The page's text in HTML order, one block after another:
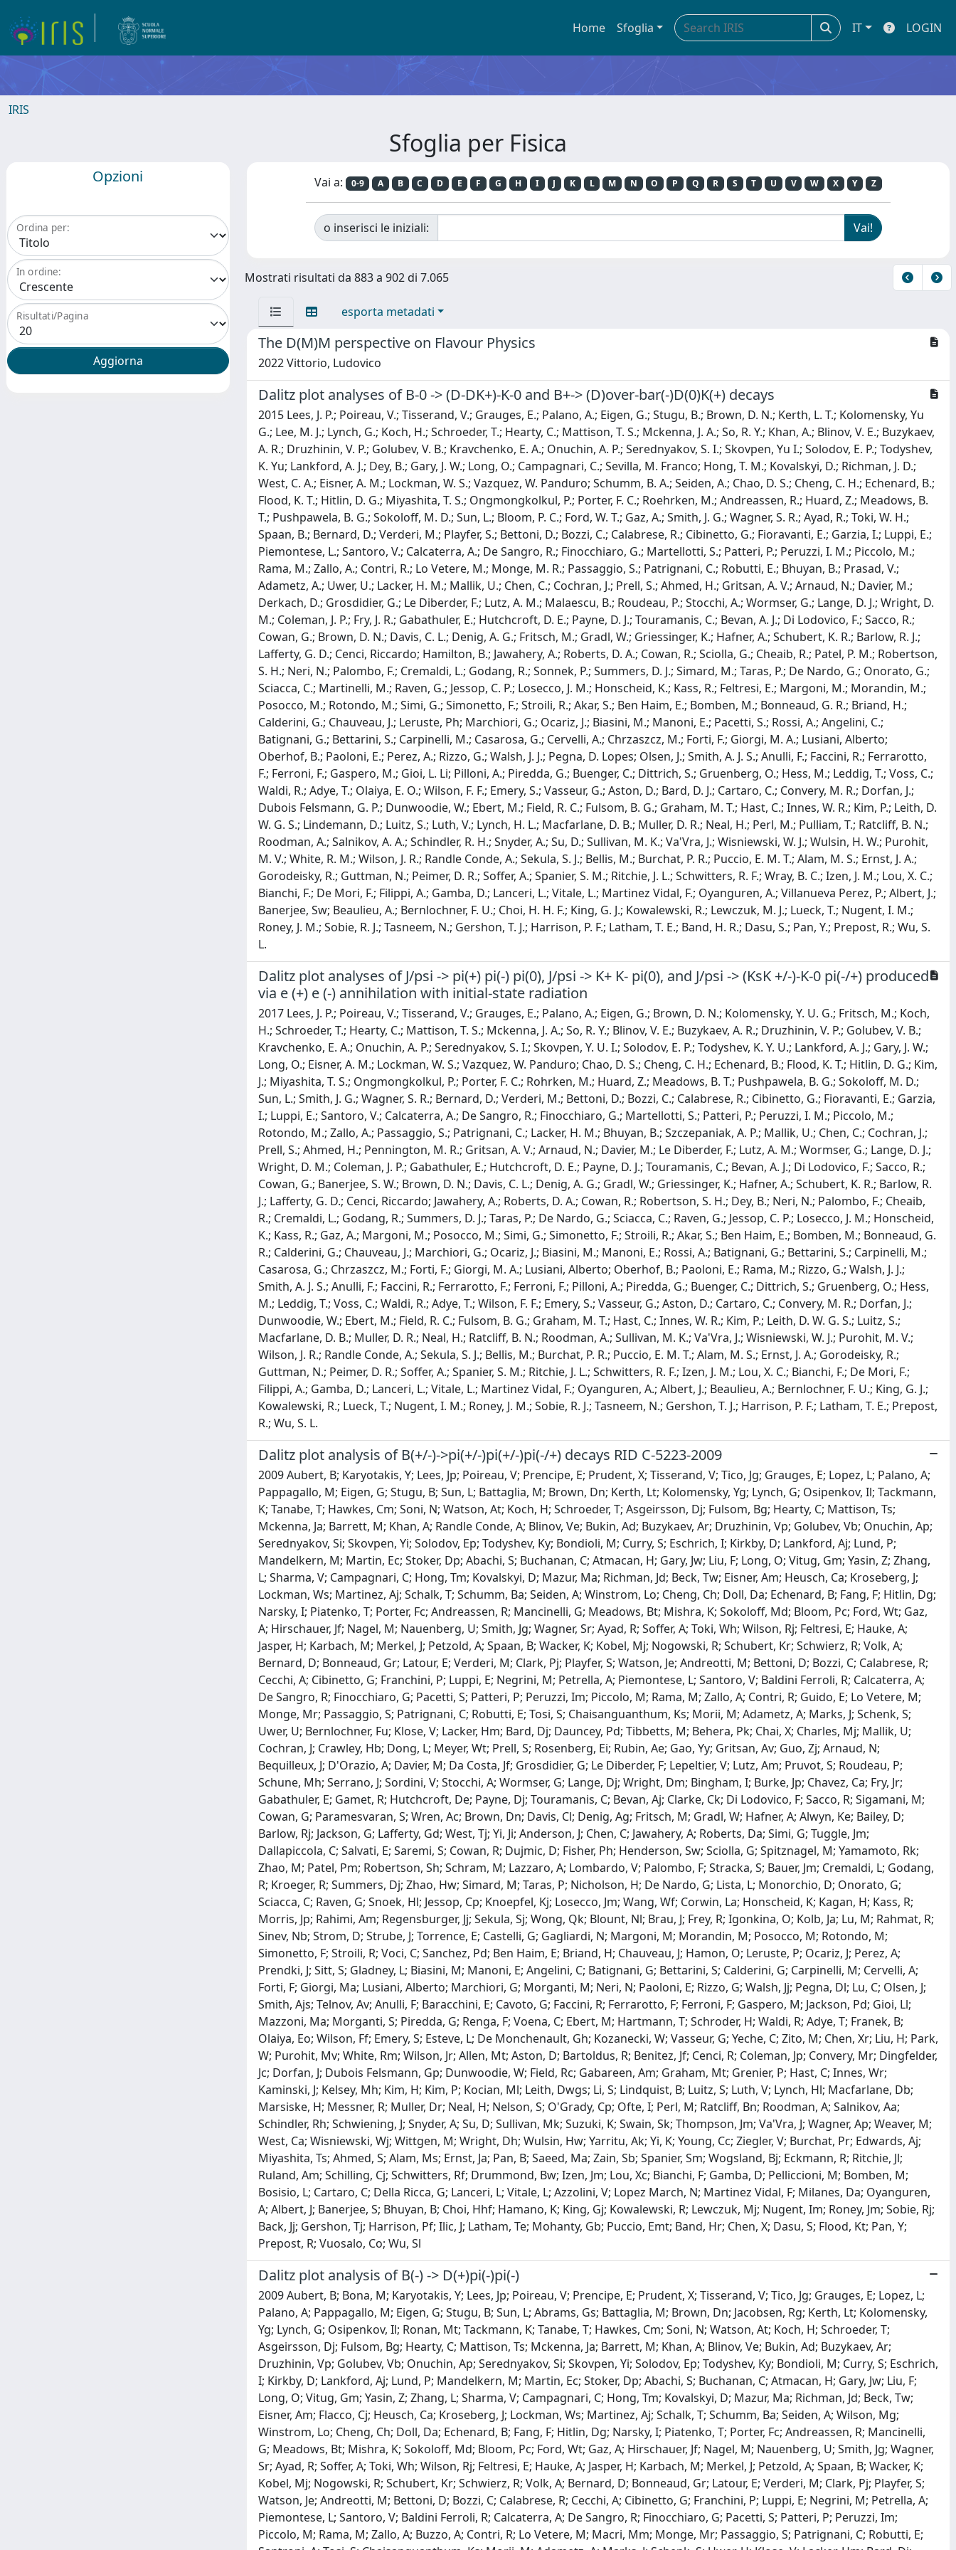
Home Sfoglia IT LOGIN
IRIS
Sfoglia per Fisica
Opzioni
Ordina per:
In ordine:
Risultati/Pagina
Vai a: 0-9 A B C D E F G H I J K L M N O P Q R S T U V W X Y Z
o inserisci le iniziali:
Mostrati risultati da 883 a 902 di 7.065
esporta metadati
The D(M)M perspective on Flavour Physics
2022 Vittorio, Ludovico
Dalitz plot analyses of B-0 -> (D-DK+)-K-0 and B+-> (D)over-bar(-)D(0)K(+) decays
2015 Lees, J. P.; Poireau, V.; Tisserand, V.; Grauges, E.; Palano, A.; Eigen, G.; Stugu, B.; Brown, D. N.; Kerth, L. T.; Kolomensky, Yu
G.; Lee, M. J.; Lynch, G.; Koch, H.; Schroeder, T.; Hearty, C.; Mattison, T. S.; Mckenna, J. A.; So, R. Y.; Khan, A.; Blinov, V. E.; Buzykaev,
A. R.; Druzhinin, V. P.; Golubev, V. B.; Kravchenko, E. A.; Onuchin, A. P.; Serednyakov, S. I.; Skovpen, Yu I.; Solodov, E. P.; Todyshev,
K. Yu; Lankford, A. J.; Dey, B.; Gary, J. W.; Long, O.; Campagnari, C.; Sevilla, M. Franco; Hong, T. M.; Kovalskyi, D.; Richman, J. D.;
West, C. A.; Eisner, A. M.; Lockman, W. S.; Vazquez, W. Panduro; Schumm, B. A.; Seiden, A.; Chao, D. S.; Cheng, C. H.; Echenard, B.;
Flood, K. T.; Hitlin, D. G.; Miyashita, T. S.; Ongmongkolkul, P.; Porter, F. C.; Roehrken, M.; Andreassen, R.; Huard, Z.; Meadows, B.
T.; Pushpawela, B. G.; Sokoloff, M. D.; Sun, L.; Bloom, P. C.; Ford, W. T.; Gaz, A.; Smith, J. G.; Wagner, S. R.; Ayad, R.; Toki, W. H.;
Spaan, B.; Bernard, D.; Verderi, M.; Playfer, S.; Bettoni, D.; Bozzi, C.; Calabrese, R.; Cibinetto, G.; Fioravanti, E.; Garzia, I.; Luppi, E.;
Piemontese, L.; Santoro, V.; Calcaterra, A.; De Sangro, R.; Finocchiaro, G.; Martellotti, S.; Patteri, P.; Peruzzi, I. M.; Piccolo, M.;
Rama, M.; Zallo, A.; Contri, R.; Lo Vetere, M.; Monge, M. R.; Passaggio, S.; Patrignani, C.; Robutti, E.; Bhuyan, B.; Prasad, V.;
Adametz, A.; Uwer, U.; Lacker, H. M.; Mallik, U.; Chen, C.; Cochran, J.; Prell, S.; Ahmed, H.; Gritsan, A. V.; Arnaud, N.; Davier, M.;
Derkach, D.; Grosdidier, G.; Le Diberder, F.; Lutz, A. M.; Malaescu, B.; Roudeau, P.; Stocchi, A.; Wormser, G.; Lange, D. J.; Wright, D.
M.; Coleman, J. P.; Fry, J. R.; Gabathuler, E.; Hutchcroft, D. E.; Payne, D. J.; Touramanis, C.; Bevan, A. J.; Di Lodovico, F.; Sacco, R.;
Cowan, G.; Brown, D. N.; Davis, C. L.; Denig, A. G.; Fritsch, M.; Gradl, W.; Griessinger, K.; Hafner, A.; Schubert, K. R.; Barlow, R. J.;
Lafferty, G. D.; Cenci, Riccardo; Hamilton, B.; Jawahery, A.; Roberts, D. A.; Cowan, R.; Sciolla, G.; Cheaib, R.; Patel, P. M.; Robertson,
S. H.; Neri, N.; Palombo, F.; Cremaldi, L.; Godang, R.; Sonnek, P.; Summers, D. J.; Simard, M.; Taras, P.; De Nardo, G.; Onorato, G.;
Sciacca, C.; Martinelli, M.; Raven, G.; Jessop, C. P.; Losecco, J. M.; Honscheid, K.; Kass, R.; Feltresi, E.; Margoni, M.; Morandin, M.;
Posocco, M.; Rotondo, M.; Simi, G.; Simonetto, F.; Stroili, R.; Akar, S.; Ben Haim, E.; Bomben, M.; Bonneaud, G. R.; Briand, H.;
Calderini, G.; Chauveau, J.; Leruste, Ph; Marchiori, G.; Ocariz, J.; Biasini, M.; Manoni, E.; Pacetti, S.; Rossi, A.; Angelini, C.;
Batignani, G.; Bettarini, S.; Carpinelli, M.; Casarosa, G.; Cervelli, A.; Chrzaszcz, M.; Forti, F.; Giorgi, M. A.; Lusiani, Alberto;
Oberhof, B.; Paoloni, E.; Perez, A.; Rizzo, G.; Walsh, J. J.; Pegna, D. Lopes; Olsen, J.; Smith, A. J. S.; Anulli, F.; Faccini, R.; Ferrarotto,
F.; Ferroni, F.; Gaspero, M.; Gioi, L. Li; Pilloni, A.; Piredda, G.; Buenger, C.; Dittrich, S.; Gruenberg, O.; Hess, M.; Leddig, T.; Voss, C.;
Waldi, R.; Adye, T.; Olaiya, E. O.; Wilson, F. F.; Emery, S.; Vasseur, G.; Aston, D.; Bard, D. J.; Cartaro, C.; Convery, M. R.; Dorfan, J.;
Dubois Felsmann, G. P.; Dunwoodie, W.; Ebert, M.; Field, R. C.; Fulsom, B. G.; Graham, M. T.; Hast, C.; Innes, W. R.; Kim, P.; Leith, D.
W. G. S.; Lindemann, D.; Luitz, S.; Luth, V.; Lynch, H. L.; Macfarlane, D. B.; Muller, D. R.; Neal, H.; Perl, M.; Pulliam, T.; Ratcliff, B. N.;
Roodman, A.; Salnikov, A. A.; Schindler, R. H.; Snyder, A.; Su, D.; Sullivan, M. K.; Va'Vra, J.; Wisniewski, W. J.; Wulsin, H. W.; Purohit,
M. V.; White, R. M.; Wilson, J. R.; Randle Conde, A.; Sekula, S. J.; Bellis, M.; Burchat, P. R.; Puccio, E. M. T.; Alam, M. S.; Ernst, J. A.;
Gorodeisky, R.; Guttman, N.; Peimer, D. R.; Soffer, A.; Spanier, S. M.; Ritchie, J. L.; Schwitters, R. F.; Wray, B. C.; Izen, J. M.; Lou, X. C.;
Bianchi, F.; De Mori, F.; Filippi, A.; Gamba, D.; Lanceri, L.; Vitale, L.; Martinez Vidal, F.; Oyanguren, A.; Villanueva Perez, P.; Albert, J.;
Banerjee, Sw; Beaulieu, A.; Bernlochner, F. U.; Choi, H. H. F.; King, G. J.; Kowalewski, R.; Lewczuk, M. J.; Lueck, T.; Nugent, I. M.;
Roney, J. M.; Sobie, R. J.; Tasneem, N.; Gershon, T. J.; Harrison, P. F.; Latham, T. E.; Band, H. R.; Dasu, S.; Pan, Y.; Prepost, R.; Wu, S.
L.
Dalitz plot analyses of J/psi -> pi(+) pi(-) pi(0), J/psi -> K+ K- pi(0), and J/psi -> (KsK +/-)-K-0 pi(-/+) produced
via e (+) e (-) annihilation with initial-state radiation
2017 Lees, J. P.; Poireau, V.; Tisserand, V.; Grauges, E.; Palano, A.; Eigen, G.; Brown, D. N.; Kolomensky, Y. U. G.; Fritsch, M.; Koch,
H.; Schroeder, T.; Hearty, C.; Mattison, T. S.; Mckenna, J. A.; So, R. Y.; Blinov, V. E.; Buzykaev, A. R.; Druzhinin, V. P.; Golubev, V. B.;
Kravchenko, E. A.; Onuchin, A. P.; Serednyakov, S. I.; Skovpen, Y. U. I.; Solodov, E. P.; Todyshev, K. Y. U.; Lankford, A. J.; Gary, J. W.;
Long, O.; Eisner, A. M.; Lockman, W. S.; Vazquez, W. Panduro; Chao, D. S.; Cheng, C. H.; Echenard, B.; Flood, K. T.; Hitlin, D. G.; Kim,
J.; Miyashita, T. S.; Ongmongkolkul, P.; Porter, F. C.; Rohrken, M.; Huard, Z.; Meadows, B. T.; Pushpawela, B. G.; Sokoloff, M. D.;
Sun, L.; Smith, J. G.; Wagner, S. R.; Bernard, D.; Verderi, M.; Bettoni, D.; Bozzi, C.; Calabrese, R.; Cibinetto, G.; Fioravanti, E.; Garzia,
I.; Luppi, E.; Santoro, V.; Calcaterra, A.; De Sangro, R.; Finocchiaro, G.; Martellotti, S.; Patteri, P.; Peruzzi, I. M.; Piccolo, M.;
Rotondo, M.; Zallo, A.; Passaggio, S.; Patrignani, C.; Lacker, H. M.; Bhuyan, B.; Szczepaniak, A. P.; Mallik, U.; Chen, C.; Cochran, J.;
Prell, S.; Ahmed, H.; Pennington, M. R.; Gritsan, A. V.; Arnaud, N.; Davier, M.; Le Diberder, F.; Lutz, A. M.; Wormser, G.; Lange, D. J.;
Wright, D. M.; Coleman, J. P.; Gabathuler, E.; Hutchcroft, D. E.; Payne, D. J.; Touramanis, C.; Bevan, A. J.; Di Lodovico, F.; Sacco, R.;
Cowan, G.; Banerjee, S. W.; Brown, D. N.; Davis, C. L.; Denig, A. G.; Gradl, W.; Griessinger, K.; Hafner, A.; Schubert, K. R.; Barlow, R.
J.; Lafferty, G. D.; Cenci, Riccardo; Jawahery, A.; Roberts, D. A.; Cowan, R.; Robertson, S. H.; Dey, B.; Neri, N.; Palombo, F.; Cheaib,
R.; Cremaldi, L.; Godang, R.; Summers, D. J.; Taras, P.; De Nardo, G.; Sciacca, C.; Raven, G.; Jessop, C. P.; Losecco, J. M.; Honscheid,
K.; Kass, R.; Gaz, A.; Margoni, M.; Posocco, M.; Simi, G.; Simonetto, F.; Stroili, R.; Akar, S.; Ben Haim, E.; Bomben, M.; Bonneaud, G.
R.; Calderini, G.; Chauveau, J.; Marchiori, G.; Ocariz, J.; Biasini, M.; Manoni, E.; Rossi, A.; Batignani, G.; Bettarini, S.; Carpinelli, M.;
Casarosa, G.; Chrzaszcz, M.; Forti, F.; Giorgi, M. A.; Lusiani, Alberto; Oberhof, B.; Paoloni, E.; Rama, M.; Rizzo, G.; Walsh, J. J.;
Smith, A. J. S.; Anulli, F.; Faccini, R.; Ferrarotto, F.; Ferroni, F.; Pilloni, A.; Piredda, G.; Buenger, C.; Dittrich, S.; Gruenberg, O.; Hess,
M.; Leddig, T.; Voss, C.; Waldi, R.; Adye, T.; Wilson, F. F.; Emery, S.; Vasseur, G.; Aston, D.; Cartaro, C.; Convery, M. R.; Dorfan, J.;
Dunwoodie, W.; Ebert, M.; Field, R. C.; Fulsom, B. G.; Graham, M. T.; Hast, C.; Innes, W. R.; Kim, P.; Leith, D. W. G. S.; Luitz, S.;
Macfarlane, D. B.; Muller, D. R.; Neal, H.; Ratcliff, B. N.; Roodman, A.; Sullivan, M. K.; Va'Vra, J.; Wisniewski, W. J.; Purohit, M. V.;
Wilson, J. R.; Randle Conde, A.; Sekula, S. J.; Bellis, M.; Burchat, P. R.; Puccio, E. M. T.; Alam, M. S.; Ernst, J. A.; Gorodeisky, R.;
Guttman, N.; Peimer, D. R.; Soffer, A.; Spanier, S. M.; Ritchie, J. L.; Schwitters, R. F.; Izen, J. M.; Lou, X. C.; Bianchi, F.; De Mori, F.;
Filippi, A.; Gamba, D.; Lanceri, L.; Vitale, L.; Martinez Vidal, F.; Oyanguren, A.; Albert, J.; Beaulieu, A.; Bernlochner, F. U.; King, G. J.;
Kowalewski, R.; Lueck, T.; Nugent, I. M.; Roney, J. M.; Sobie, R. J.; Tasneem, N.; Gershon, T. J.; Harrison, P. F.; Latham, T. E.; Prepost,
R.; Wu, S. L.
Dalitz plot analysis of B(+/-)->pi(+/-)pi(+/-)pi(-/+) decays RID C-5223-2009
2009 Aubert, B; Karyotakis, Y; Lees, Jp; Poireau, V; Prencipe, E; Prudent, X; Tisserand, V; Tico, Jg; Grauges, E; Lopez, L; Palano, A;
Pappagallo, M; Eigen, G; Stugu, B; Sun, L; Battaglia, M; Brown, Dn; Kerth, Lt; Kolomensky, Yg; Lynch, G; Osipenkov, Il; Tackmann,
K; Tanabe, T; Hawkes, Cm; Soni, N; Watson, At; Koch, H; Schroeder, T; Asgeirsson, Dj; Fulsom, Bg; Hearty, C; Mattison, Ts;
Mckenna, Ja; Barrett, M; Khan, A; Randle Conde, A; Blinov, Ve; Bukin, Ad; Buzykaev, Ar; Druzhinin, Vp; Golubev, Vb; Onuchin, Ap;
Serednyakov, Si; Skovpen, Yi; Solodov, Ep; Todyshev, Ky; Bondioli, M; Curry, S; Eschrich, I; Kirkby, D; Lankford, Aj; Lund, P;
Mandelkern, M; Martin, Ec; Stoker, Dp; Abachi, S; Buchanan, C; Atmacan, H; Gary, Jw; Liu, F; Long, O; Vitug, Gm; Yasin, Z; Zhang,
L; Sharma, V; Campagnari, C; Hong, Tm; Kovalskyi, D; Mazur, Ma; Richman, Jd; Beck, Tw; Eisner, Am; Heusch, Ca; Kroseberg, J;
Lockman, Ws; Martinez, Aj; Schalk, T; Schumm, Ba; Seiden, A; Winstrom, Lo; Cheng, Ch; Doll, Da; Echenard, B; Fang, F; Hitlin, Dg;
Narsky, I; Piatenko, T; Porter, Fc; Andreassen, R; Mancinelli, G; Meadows, Bt; Mishra, K; Sokoloff, Md; Bloom, Pc; Ford, Wt; Gaz,
A; Hirschauer, Jf; Nagel, M; Nauenberg, U; Smith, Jg; Wagner, Sr; Ayad, R; Soffer, A; Toki, Wh; Wilson, Rj; Feltresi, E; Hauke, A;
Jasper, H; Karbach, M; Merkel, J; Petzold, A; Spaan, B; Wacker, K; Kobel, Mj; Nogowski, R; Schubert, Kr; Schwierz, R; Volk, A;
Bernard, D; Bonneaud, Gr; Latour, E; Verderi, M; Clark, Pj; Playfer, S; Watson, Je; Andreotti, M; Bettoni, D; Bozzi, C; Calabrese, R;
Cecchi, A; Cibinetto, G; Franchini, P; Luppi, E; Negrini, M; Petrella, A; Piemontese, L; Santoro, V; Baldini Ferroli, R; Calcaterra, A;
De Sangro, R; Finocchiaro, G; Pacetti, S; Patteri, P; Peruzzi, Im; Piccolo, M; Rama, M; Zallo, A; Contri, R; Guido, E; Lo Vetere, M;
Monge, Mr; Passaggio, S; Patrignani, C; Robutti, E; Tosi, S; Chaisanguanthum, Ks; Morii, M; Adametz, A; Marks, J; Schenk, S;
Uwer, U; Bernlochner, Fu; Klose, V; Lacker, Hm; Bard, Dj; Dauncey, Pd; Tibbetts, M; Behera, Pk; Chai, X; Charles, Mj; Mallik, U;
Cochran, J; Crawley, Hb; Dong, L; Meyer, Wt; Prell, S; Rosenberg, Ei; Rubin, Ae; Gao, Yy; Gritsan, Av; Guo, Zj; Arnaud, N;
Bequilleux, J; D'Orazio, A; Davier, M; Da Costa, Jf; Grosdidier, G; Le Diberder, F; Lepeltier, V; Lutz, Am; Pruvot, S; Roudeau, P;
Schune, Mh; Serrano, J; Sordini, V; Stocchi, A; Wormser, G; Lange, Dj; Wright, Dm; Bingham, I; Burke, Jp; Chavez, Ca; Fry, Jr;
Gabathuler, E; Gamet, R; Hutchcroft, De; Payne, Dj; Touramanis, C; Bevan, Aj; Clarke, Ck; Di Lodovico, F; Sacco, R; Sigamani, M;
Cowan, G; Paramesvaran, S; Wren, Ac; Brown, Dn; Davis, Cl; Denig, Ag; Fritsch, M; Gradl, W; Hafner, A; Alwyn, Ke; Bailey, D;
Barlow, Rj; Jackson, G; Lafferty, Gd; West, Tj; Yi, Ji; Anderson, J; Chen, C; Jawahery, A; Roberts, Da; Simi, G; Tuggle, Jm;
Dallapiccola, C; Salvati, E; Saremi, S; Cowan, R; Dujmic, D; Fisher, Ph; Henderson, Sw; Sciolla, G; Spitznagel, M; Yamamoto, Rk;
Zhao, M; Patel, Pm; Robertson, Sh; Schram, M; Lazzaro, A; Lombardo, V; Palombo, F; Stracka, S; Bauer, Jm; Cremaldi, L; Godang,
R; Kroeger, R; Summers, Dj; Zhao, Hw; Simard, M; Taras, P; Nicholson, H; De Nardo, G; Lista, L; Monorchio, D; Onorato, G;
Sciacca, C; Raven, G; Snoek, Hl; Jessop, Cp; Knoepfel, Kj; Losecco, Jm; Wang, Wf; Corwin, La; Honscheid, K; Kagan, H; Kass, R;
Morris, Jp; Rahimi, Am; Regensburger, Jj; Sekula, Sj; Wong, Qk; Blount, Nl; Brau, J; Frey, R; Igonkina, O; Kolb, Ja; Lu, M; Rahmat, R;
Sinev, Nb; Strom, D; Strube, J; Torrence, E; Castelli, G; Gagliardi, N; Margoni, M; Morandin, M; Posocco, M; Rotondo, M;
Simonetto, F; Stroili, R; Voci, C; Sanchez, Pd; Ben Haim, E; Briand, H; Chauveau, J; Hamon, O; Leruste, P; Ocariz, J; Perez, A;
Prendki, J; Sitt, S; Gladney, L; Biasini, M; Manoni, E; Angelini, C; Batignani, G; Bettarini, S; Calderini, G; Carpinelli, M; Cervelli, A;
Forti, F; Giorgi, Ma; Lusiani, Alberto; Marchiori, G; Morganti, M; Neri, N; Paoloni, E; Rizzo, G; Walsh, Jj; Pegna, Dl; Lu, C; Olsen, J;
Smith, Ajs; Telnov, Av; Anulli, F; Baracchini, E; Cavoto, G; Faccini, R; Ferrarotto, F; Ferroni, F; Gaspero, M; Jackson, Pd; Gioi, Ll;
Mazzoni, Ma; Morganti, S; Piredda, G; Renga, F; Voena, C; Ebert, M; Hartmann, T; Schroder, H; Waldi, R; Adye, T; Franek, B;
Olaiya, Eo; Wilson, Ff; Emery, S; Esteve, L; De Monchenault, Gh; Kozanecki, W; Vasseur, G; Yeche, C; Zito, M; Chen, Xr; Liu, H; Park,
W; Purohit, Mv; White, Rm; Wilson, Jr; Allen, Mt; Aston, D; Bartoldus, R; Benitez, Jf; Cenci, R; Coleman, Jp; Convery, Mr; Dingfelder,
Jc; Dorfan, J; Dubois Felsmann, Gp; Dunwoodie, W; Field, Rc; Gabareen, Am; Graham, Mt; Grenier, P; Hast, C; Innes, Wr;
Kaminski, J; Kelsey, Mh; Kim, H; Kim, P; Kocian, Ml; Leith, Dwgs; Li, S; Lindquist, B; Luitz, S; Luth, V; Lynch, Hl; Macfarlane, Db;
Marsiske, H; Messner, R; Muller, Dr; Neal, H; Nelson, S; O'Grady, Cp; Ofte, I; Perl, M; Ratcliff, Bn; Roodman, A; Salnikov, Aa;
Schindler, Rh; Schwiening, J; Snyder, A; Su, D; Sullivan, Mk; Suzuki, K; Swain, Sk; Thompson, Jm; Va'Vra, J; Wagner, Ap; Weaver, M;
West, Ca; Wisniewski, Wj; Wittgen, M; Wright, Dh; Wulsin, Hw; Yarritu, Ak; Yi, K; Young, Cc; Ziegler, V; Burchat, Pr; Edwards, Aj;
Miyashita, Ts; Ahmed, S; Alam, Ms; Ernst, Ja; Pan, B; Saeed, Ma; Zain, Sb; Spanier, Sm; Wogsland, Bj; Eckmann, R; Ritchie, Jl;
Ruland, Am; Schilling, Cj; Schwitters, Rf; Drummond, Bw; Izen, Jm; Lou, Xc; Bianchi, F; Gamba, D; Pelliccioni, M; Bomben, M;
Bosisio, L; Cartaro, C; Della Ricca, G; Lanceri, L; Vitale, L; Azzolini, V; Lopez March, N; Martinez Vidal, F; Milanes, Da; Oyanguren,
A; Albert, J; Banerjee, S; Bhuyan, B; Choi, Hhf; Hamano, K; King, Gj; Kowalewski, R; Lewczuk, Mj; Nugent, Im; Roney, Jm; Sobie, Rj;
Back, Jj; Gershon, Tj; Harrison, Pf; Ilic, J; Latham, Te; Mohanty, Gb; Puccio, Emt; Band, Hr; Chen, X; Dasu, S; Flood, Kt; Pan, Y;
Prepost, R; Vuosalo, Co; Wu, Sl
Dalitz plot analysis of B(-) -> D(+)pi(-)pi(-)
2009 Aubert, B; Bona, M; Karyotakis, Y; Lees, Jp; Poireau, V; Prencipe, E; Prudent, X; Tisserand, V; Tico, Jg; Grauges, E; Lopez, L;
Palano, A; Pappagallo, M; Eigen, G; Stugu, B; Sun, L; Abrams, Gs; Battaglia, M; Brown, Dn; Jacobsen, Rg; Kerth, Lt; Kolomensky,
Yg; Lynch, G; Osipenkov, Il; Ronan, Mt; Tackmann, K; Tanabe, T; Hawkes, Cm; Soni, N; Watson, At; Koch, H; Schroeder, T;
Asgeirsson, Dj; Fulsom, Bg; Hearty, C; Mattison, Ts; Mckenna, Ja; Barrett, M; Khan, A; Blinov, Ve; Bukin, Ad; Buzykaev, Ar;
Druzhinin, Vp; Golubev, Vb; Onuchin, Ap; Serednyakov, Si; Skovpen, Yi; Solodov, Ep; Todyshev, Ky; Bondioli, M; Curry, S; Eschrich,
I; Kirkby, D; Lankford, Aj; Lund, P; Mandelkern, M; Martin, Ec; Stoker, Dp; Abachi, S; Buchanan, C; Atmacan, H; Gary, Jw; Liu, F;
Long, O; Vitug, Gm; Yasin, Z; Zhang, L; Sharma, V; Campagnari, C; Hong, Tm; Kovalskyi, D; Mazur, Ma; Richman, Jd; Beck, Tw;
Eisner, Am; Flacco, Cj; Heusch, Ca; Kroseberg, J; Lockman, Ws; Martinez, Aj; Schalk, T; Schumm, Ba; Seiden, A; Wilson, Mg;
Winstrom, Lo; Cheng, Ch; Doll, Da; Echenard, B; Fang, F; Hitlin, Dg; Narsky, I; Piatenko, T; Porter, Fc; Andreassen, R; Mancinelli,
G; Meadows, Bt; Mishra, K; Sokoloff, Md; Bloom, Pc; Ford, Wt; Gaz, A; Hirschauer, Jf; Nagel, M; Nauenberg, U; Smith, Jg; Wagner,
Sr; Ayad, R; Soffer, A; Toki, Wh; Wilson, Rj; Feltresi, E; Hauke, A; Jasper, H; Karbach, M; Merkel, J; Petzold, A; Spaan, B; Wacker, K;
Kobel, Mj; Nogowski, R; Schubert, Kr; Schwierz, R; Volk, A; Bernard, D; Bonneaud, Gr; Latour, E; Verderi, M; Clark, Pj; Playfer, S;
Watson, Je; Andreotti, M; Bettoni, D; Bozzi, C; Calabrese, R; Cecchi, A; Cibinetto, G; Franchini, P; Luppi, E; Negrini, M; Petrella, A;
Piemontese, L; Santoro, V; Baldini Ferroli, R; Calcaterra, A; De Sangro, R; Finocchiaro, G; Pacetti, S; Patteri, P; Peruzzi, Im;
Piccolo, M; Rama, M; Zallo, A; Buzzo, A; Contri, R; Lo Vetere, M; Macri, Mm; Monge, Mr; Passaggio, S; Patrignani, C; Robutti, E;